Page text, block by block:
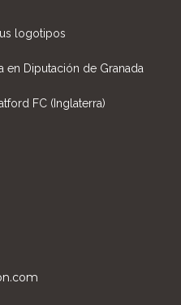
logotipos
en Diputación de Granada
FC (Inglaterra)